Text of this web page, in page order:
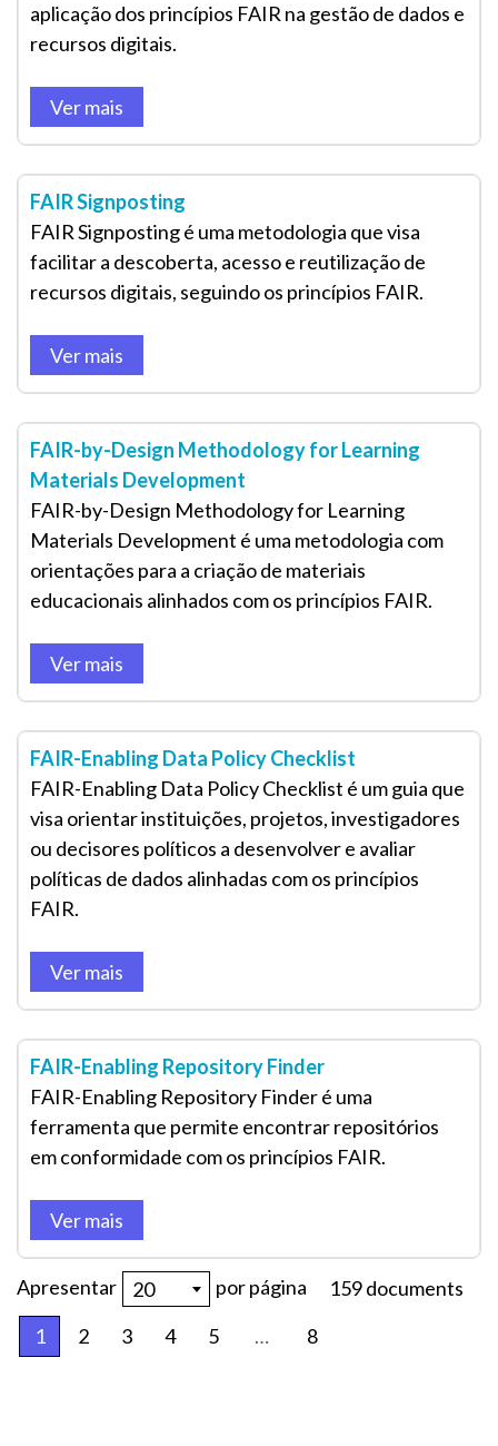
aplicação dos princípios FAIR na gestão de dados e
recursos digitais.
Ver mais
FAIR Signposting
FAIR Signposting é uma metodologia que visa
facilitar a descoberta, acesso e reutilização de
recursos digitais, seguindo os princípios FAIR.
Ver mais
FAIR-by-Design Methodology for Learning
Materials Development
FAIR-by-Design Methodology for Learning
Materials Development é uma metodologia com
orientações para a criação de materiais
educacionais alinhados com os princípios FAIR.
Ver mais
FAIR-Enabling Data Policy Checklist
FAIR-Enabling Data Policy Checklist é um guia que
visa orientar instituições, projetos, investigadores
ou decisores políticos a desenvolver e avaliar
políticas de dados alinhadas com os princípios
FAIR.
Ver mais
FAIR-Enabling Repository Finder
FAIR-Enabling Repository Finder é uma
ferramenta que permite encontrar repositórios
em conformidade com os princípios FAIR.
Ver mais
Apresentar 20 por página
159 documents
1
2 3 4 5 … 8